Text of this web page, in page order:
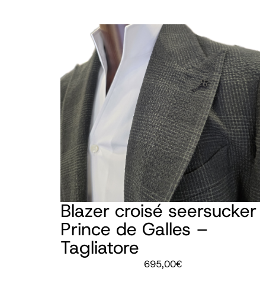
Blazer croisé seersucker
Prince de Galles –
Tagliatore
695,00€